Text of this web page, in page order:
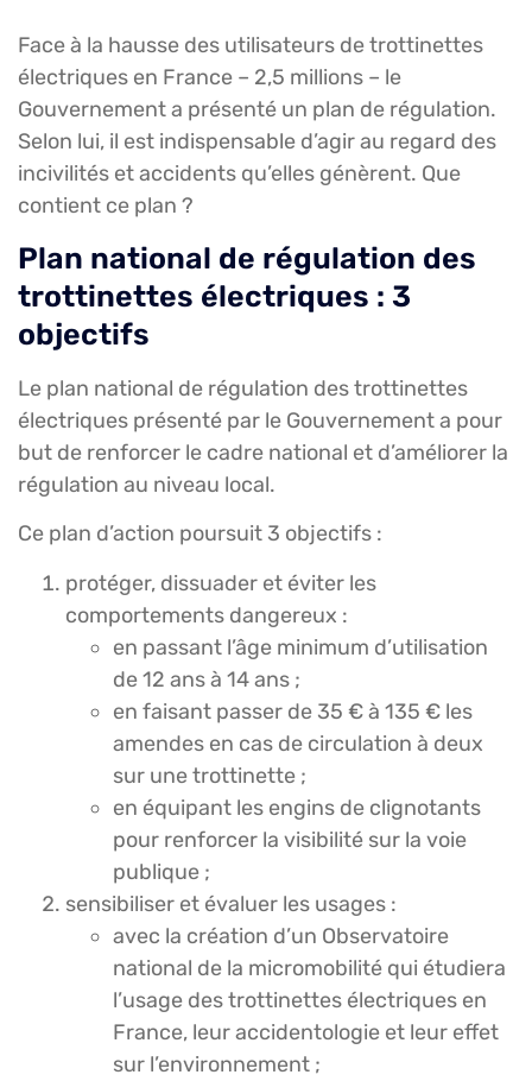
Face à la hausse des utilisateurs de trottinettes
électriques en France – 2,5 millions – le
Gouvernement a présenté un plan de régulation.
Selon lui, il est indispensable d’agir au regard des
incivilités et accidents qu’elles génèrent. Que
contient ce plan ?
Plan national de régulation des
trottinettes électriques : 3
objectifs
Le plan national de régulation des trottinettes
électriques présenté par le Gouvernement a pour
but de renforcer le cadre national et d’améliorer la
régulation au niveau local.
Ce plan d’action poursuit 3 objectifs :
protéger, dissuader et éviter les
comportements dangereux :
en passant l’âge minimum d’utilisation
de 12 ans à 14 ans ;
en faisant passer de 35 € à 135 € les
amendes en cas de circulation à deux
sur une trottinette ;
en équipant les engins de clignotants
pour renforcer la visibilité sur la voie
publique ;
sensibiliser et évaluer les usages :
avec la création d’un Observatoire
national de la micromobilité qui étudiera
l’usage des trottinettes électriques en
France, leur accidentologie et leur effet
sur l’environnement ;